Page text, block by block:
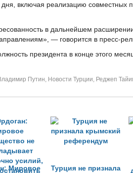
включая реализацию совместных
в дальнейшем
— говорится в пресс-
президента в конце этого
Путин, Новости Турции, Реджеп
Мировое
Турция не признала